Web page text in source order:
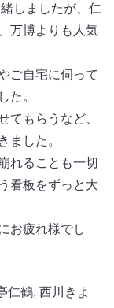
しましたが、仁
万博よりも人気
ご自宅に伺って
た。
てもらうなど、
ました。
れることも一切
看板をずっと大
お疲れ様でし
仁鶴, 西川きよ